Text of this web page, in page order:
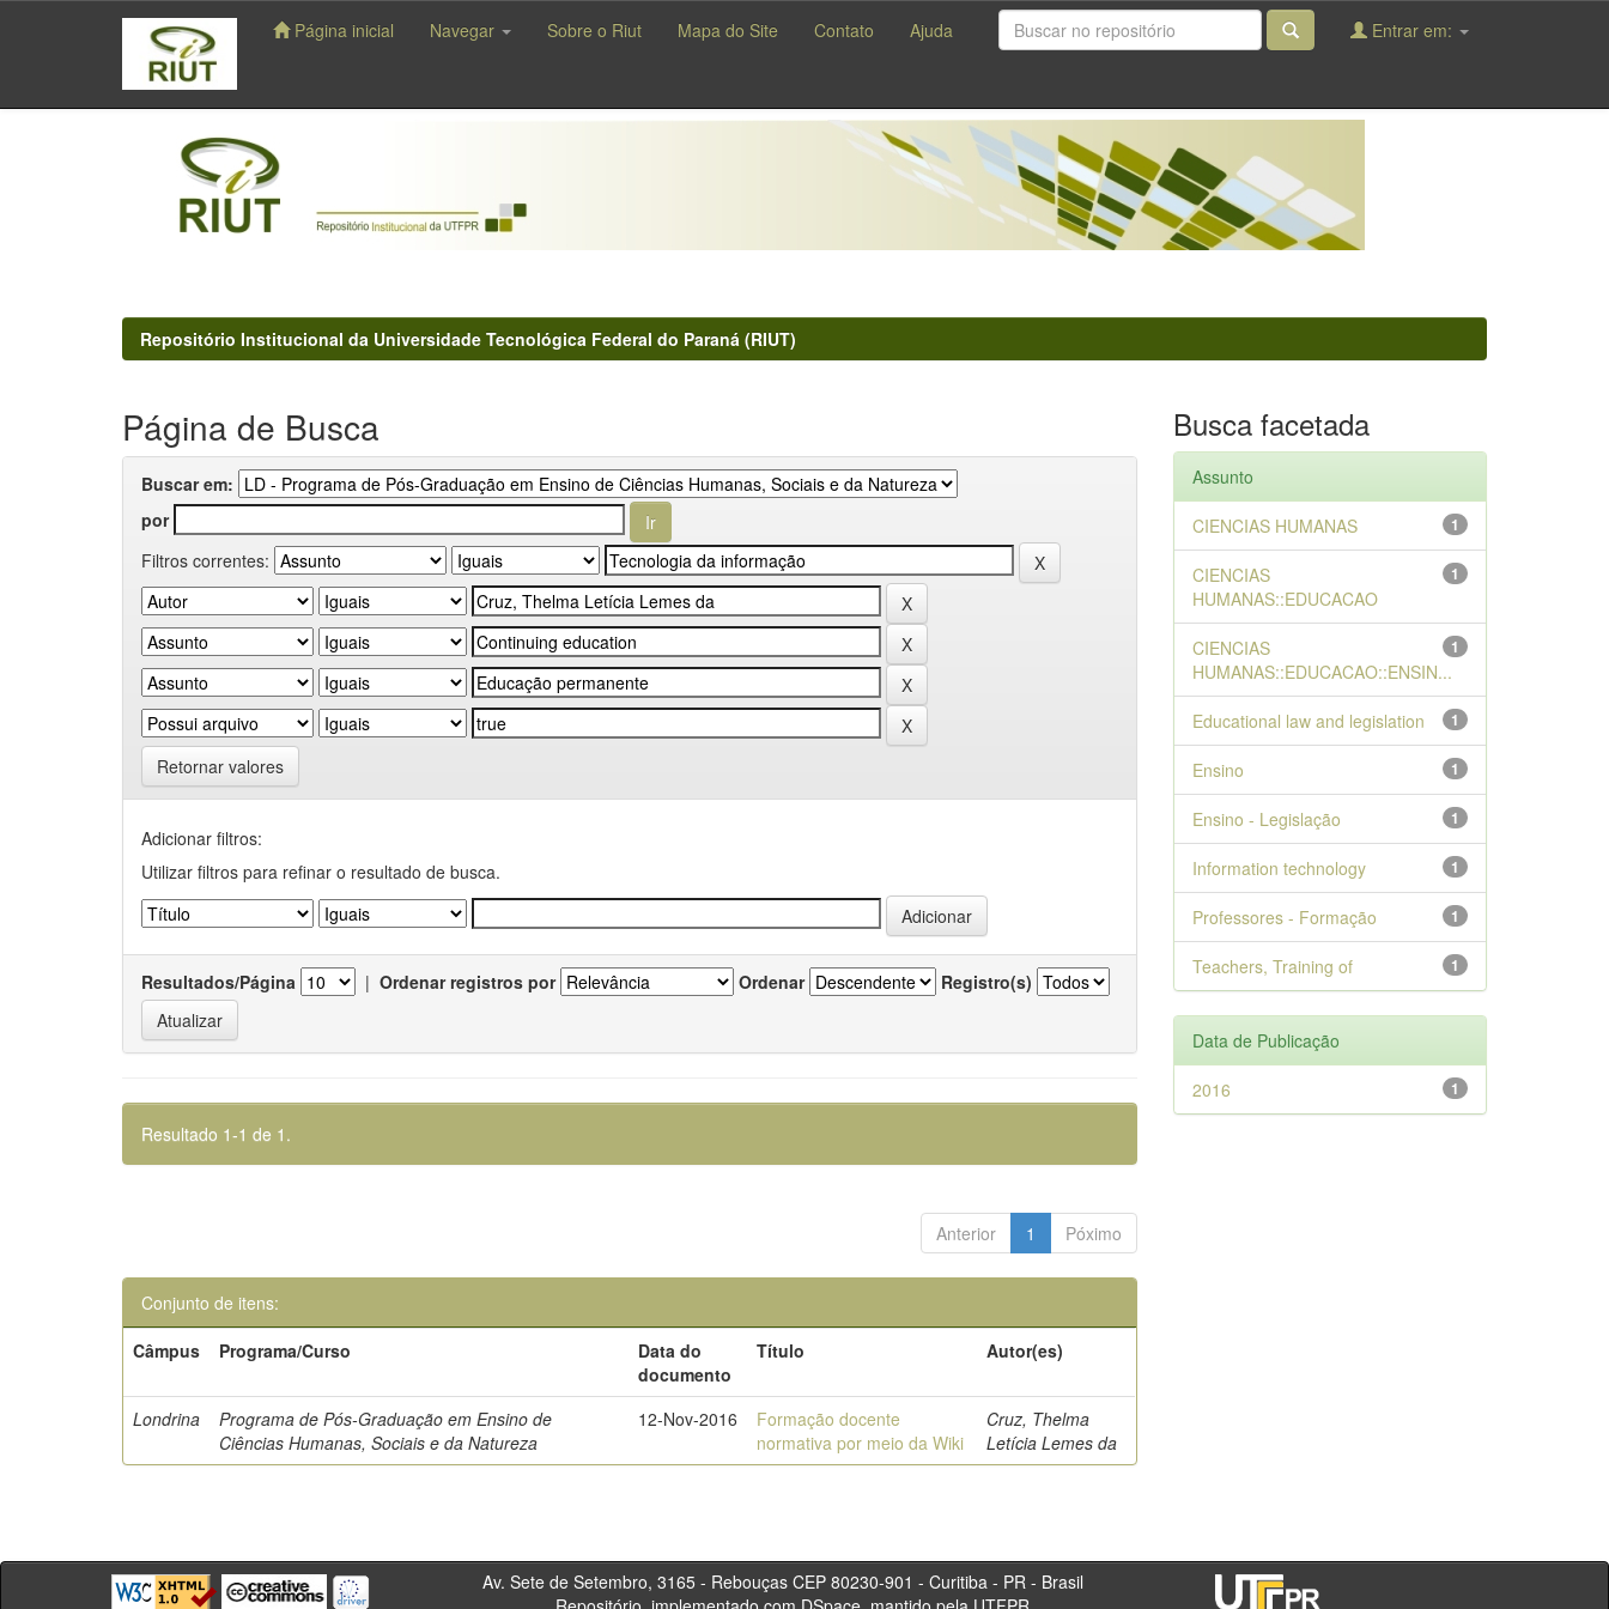
navigation
Página inicial Navegar Sobre o Riut Mapa do Site Contato Ajuda Entrar em:
Repositório Institucional da Universidade Tecnológica Federal do Paraná (RIUT)
Página de Busca
Buscar em:
por
Filtros correntes:
Retornar valores
Adicionar filtros:
Utilizar filtros para refinar o resultado de busca.
Resultados/Página | Ordenar registros por Ordenar Registro(s)
Resultado 1-1 de 1.
Anterior 1 Póximo
Conjunto de itens:
Câmpus
Programa/Curso
Data do
documento
Título Autor(es)
Londrina
Programa de Pós-Graduação em Ensino de
Ciências Humanas, Sociais e da Natureza
12-Nov-2016
Formação docente
normativa por meio da Wiki
Cruz, Thelma
Letícia Lemes da
Busca facetada
Assunto
1
CIENCIAS HUMANAS
1
CIENCIAS
HUMANAS::EDUCACAO
1
CIENCIAS
HUMANAS::EDUCACAO::ENSIN...
1
Educational law and legislation
1
Ensino
1
Ensino - Legislação
1
Information technology
1
Professores - Formação
1
Teachers, Training of
Data de Publicação
1
2016
Av. Sete de Setembro, 3165 - Rebouças CEP 80230-901 - Curitiba - PR - Brasil